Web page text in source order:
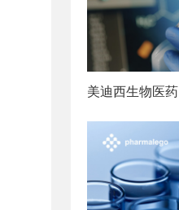
美迪西生物医药